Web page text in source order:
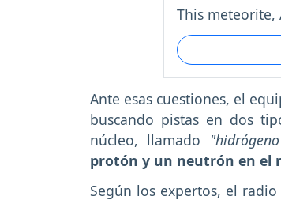
This meteorite,
Ante esas cuestiones, el
buscando pistas en dos
núcleo, llamado
protón y un neutrón en el
Según los expertos, el